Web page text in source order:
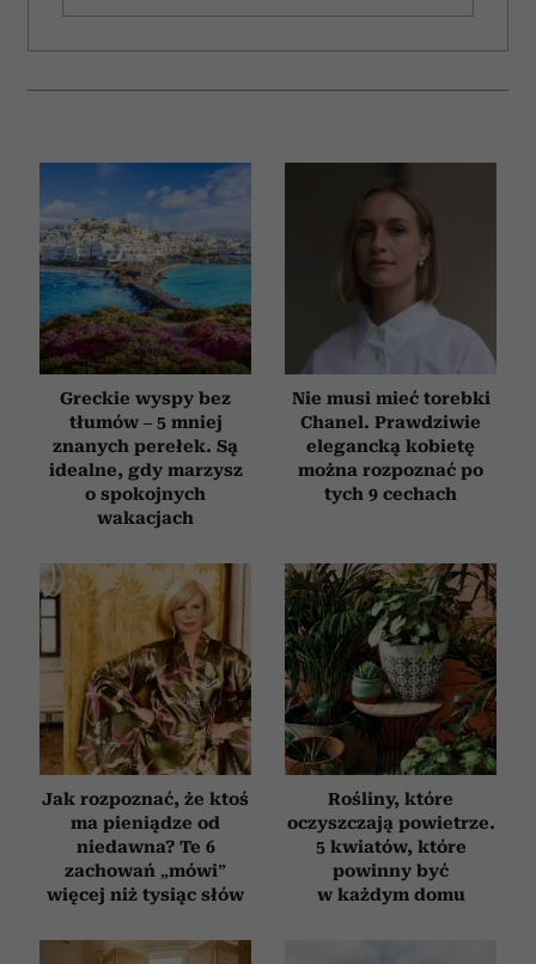
Greckie wyspy bez
tłumów – 5 mniej
znanych perełek. Są
idealne, gdy marzysz
o spokojnych
wakacjach
Nie musi mieć torebki
Chanel. Prawdziwie
elegancką kobietę
można rozpoznać po
tych 9 cechach
Jak rozpoznać, że ktoś
ma pieniądze od
niedawna? Te 6
zachowań „mówi”
więcej niż tysiąc słów
Rośliny, które
oczyszczają powietrze.
5 kwiatów, które
powinny być
w każdym domu